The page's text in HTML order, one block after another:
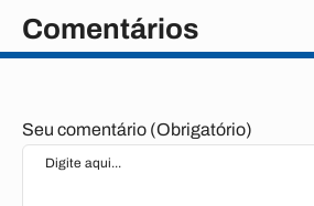
Comentários
Seu comentário (Obrigatório)